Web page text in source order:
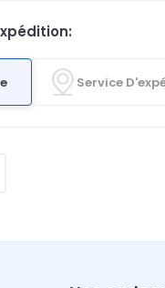
Service